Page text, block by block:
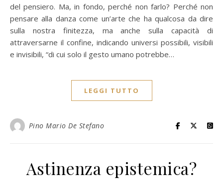
del pensiero. Ma, in fondo, perché non farlo? Perché non
pensare alla danza come un’arte che ha qualcosa da dire
sulla nostra finitezza, ma anche sulla capacità di
attraversarne il confine, indicando universi possibili, visibili
e invisibili, “di cui solo il gesto umano potrebbe…
LEGGI TUTTO
Pino Mario De Stefano
Astinenza epistemica?